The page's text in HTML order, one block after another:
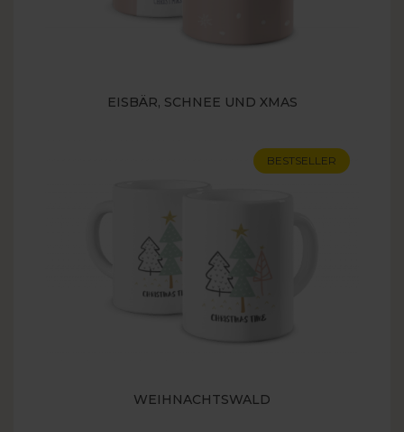
EISBÄR, SCHNEE UND XMAS
WEIHNACHTSWALD
BESTSELLER